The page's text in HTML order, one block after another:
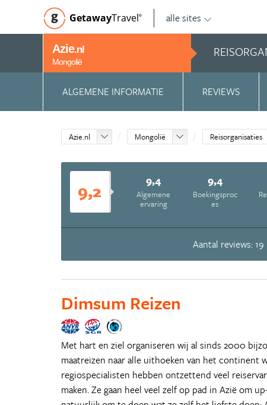
GetawayTravel© alle sites
Azie.nl
Mongolië
ALGEMENE INFORMATIE REVIEWS
Azie.nl Mongolië Reisorganisaties
9,2 9,4
Algemene
ervaring
9,4
Boekingsproc
es
Aantal reviews: 19
Dimsum Reizen
Met hart en ziel organiseren wij al sinds 2000
maatreizen naar alle uithoeken van het continent
regiospecialisten hebben ontzettend veel
maken. Ze gaan heel veel zelf op pad in Azië om